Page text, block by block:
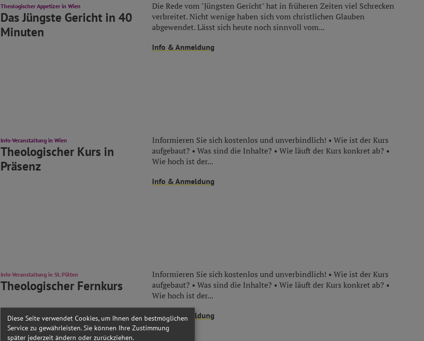
Theologischer Appetizer in Wien
Das Jüngste Gericht in 40
Minuten
Die Rede vom "Jüngsten Gericht" hat in früheren Zeiten viel Schrecken
verbreitet. Nicht wenige haben sich vom christlichen Glauben
abgewendet. Lässt sich heute noch sinnvoll vom...
Info & Anmeldung
Info-Veranstaltung in Wien
Theologischer Kurs in
Präsenz
Informieren Sie sich kostenlos und unverbindlich! • Wie ist der Kurs
aufgebaut? • Was sind die Inhalte? • Wie läuft der Kurs konkret ab? •
Wie hoch ist der...
Info & Anmeldung
Info-Veranstaltung in St. Pölten
Theologischer Fernkurs
Informieren Sie sich kostenlos und unverbindlich! • Wie ist der Kurs
aufgebaut? • Was sind die Inhalte? • Wie läuft der Kurs konkret ab? •
Wie hoch ist der...
Info & Anmeldung
Diese Seite verwendet Cookies, um Ihnen den bestmöglichen
Service zu gewährleisten. Sie können Ihre Zustimmung
später jederzeit ändern oder zurückziehen.